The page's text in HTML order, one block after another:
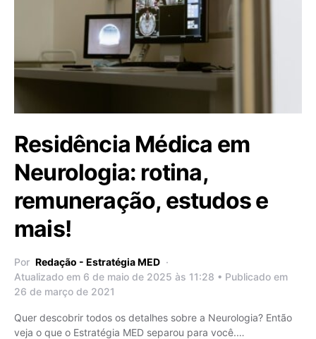
Residência Médica em
Neurologia: rotina,
remuneração, estudos e
mais!
Por Redação - Estratégia MED
Atualizado em 6 de maio de 2025 às 11:28 • Publicado em
26 de março de 2021
Quer descobrir todos os detalhes sobre a Neurologia? Então
veja o que o Estratégia MED separou para você.…